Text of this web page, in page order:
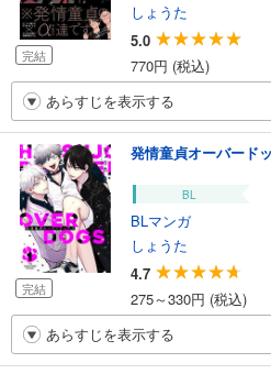
完結
しょうた
5.0
770円 (税込)
あらすじを表示する
完結
発情童貞オーバード
BL
BLマンガ
しょうた
4.7
275～330円 (税込)
あらすじを表示する